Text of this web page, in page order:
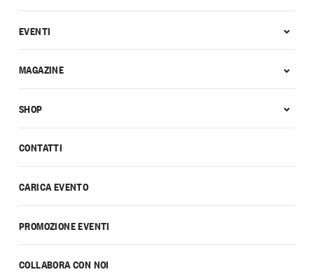
CONTATTI
CARICA EVENTO
PROMOZIONE EVENTI
COLLABORA CON NOI
EVENTI
MAGAZINE
SHOP